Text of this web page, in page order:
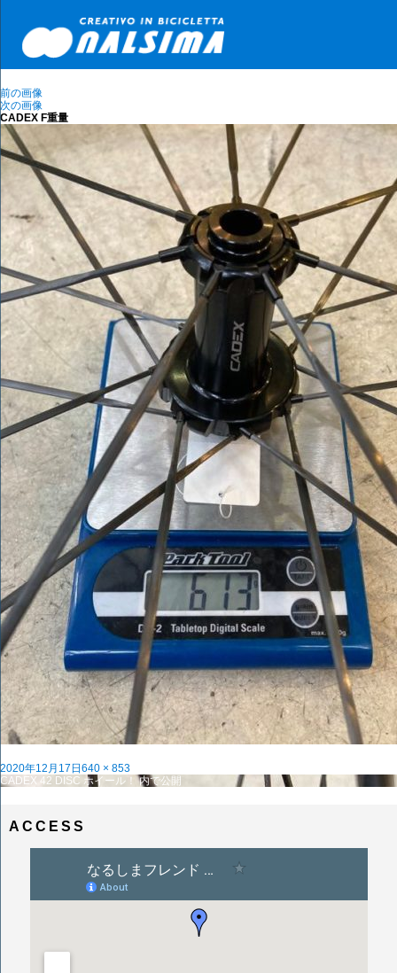
前の画像
次の画像
CADEX F重量
投
稿
2020年12月17日 フ
ル
640 × 853
投
ゲ
CADEX 42 DISC ホイール！ 内で公開
ACCESS